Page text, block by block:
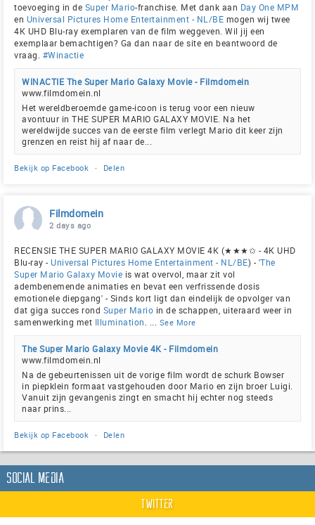
toevoeging in de Super Mario-franchise. Met dank aan Day One MPM
en Universal Pictures Home Entertainment - NL/BE mogen wij twee
4K UHD Blu-ray exemplaren van de film weggeven. Wil jij een
exemplaar bemachtigen? Ga dan naar de site en beantwoord de
vraag. #Winactie
WINACTIE The Super Mario Galaxy Movie - Filmdomein
www.filmdomein.nl
Het wereldberoemde game-icoon is terug voor een nieuw
avontuur in THE SUPER MARIO GALAXY MOVIE. Na het
wereldwijde succes van de eerste film verlegt Mario dit keer zijn
grenzen en reist hij af naar de...
Bekijk op Facebook · Delen
Filmdomein
2 days ago
RECENSIE THE SUPER MARIO GALAXY MOVIE 4K (★★★✩ - 4K UHD
Blu-ray - Universal Pictures Home Entertainment - NL/BE) - 'The
Super Mario Galaxy Movie is wat overvol, maar zit vol
adembenemende animaties en bevat een verfrissende dosis
emotionele diepgang' - Sinds kort ligt dan eindelijk de opvolger van
dat giga succes rond Super Mario in de schappen, uiteraard weer in
samenwerking met Illumination See More
The Super Mario Galaxy Movie 4K - Filmdomein
www.filmdomein.nl
Na de gebeurtenissen uit de vorige film wordt de schurk Bowser
in piepklein formaat vastgehouden door Mario en zijn broer Luigi.
Vanuit zijn gevangenis zingt en smacht hij echter nog steeds
naar prins...
Bekijk op Facebook · Delen
Social Media
Twitter